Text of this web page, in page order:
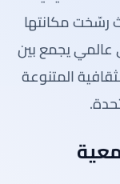
رسّخت مكانتها
تعليمي عالمي يجمع بين
المتنوعة